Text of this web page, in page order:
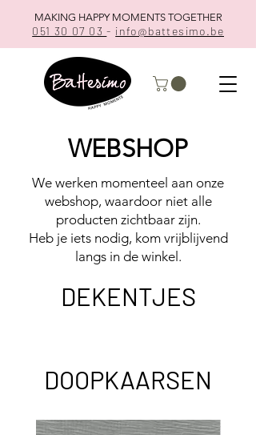
MAKING HAPPY MOMENTS TOGETHER
051 30 07 03- info@battesimo.be
WEBSHOP
We werken momenteel aan onze
webshop, waardoor niet alle
producten zichtbaar zijn.
Heb je iets nodig, kom vrijblijvend
langs in de winkel.
DEKENTJES
DOOPKAARSEN